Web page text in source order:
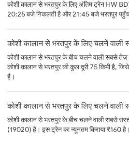
कोशी कालान से भरतपुर के लिए अंतिम ट्रेन HW
20:25 बजे निकलती है और 21:45 बजे भरतपुर
कोशी कालान से भरतपुर के लिए चलने
कोशी कालान से भरतपुर के बीच चलने वाली सबसे
कोशी कालान से भरतपुर की कुल दूरी 75 किमी है,
है।
कोशी कालान से भरतपुर के लिए चलने वाली
कोशी कालान से भरतपुर के बीच चलने वाली सबसे
(19020) है। इस ट्रेन का न्यूनतम किराया ₹160 है।